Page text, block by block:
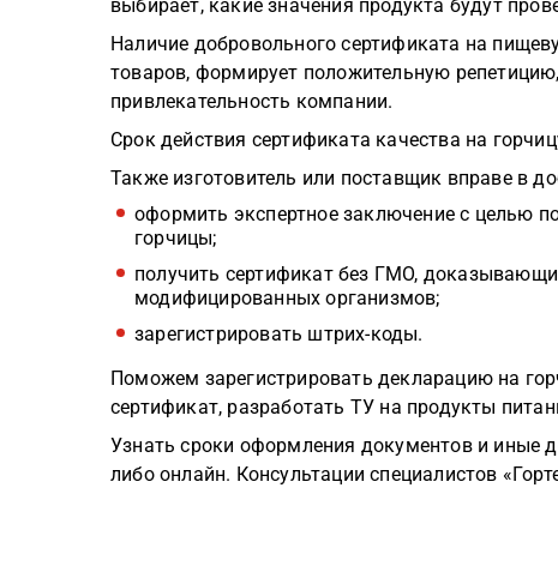
выбирает, какие значения продукта будут
Наличие добровольного сертификата на
товаров, формирует положительную
привлекательность компании.
Срок действия сертификата качества на
Также изготовитель или поставщик вправе в
оформить экспертное заключение с целью
горчицы;
получить сертификат без ГМО,
модифицированных организмов;
зарегистрировать штрих-коды.
Поможем зарегистрировать декларацию на
сертификат, разработать ТУ на продукты
Узнать сроки оформления документов и иные
либо онлайн. Консультации специалистов